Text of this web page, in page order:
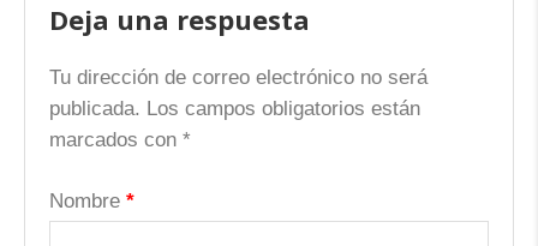
Deja una respuesta
Tu dirección de correo electrónico no será
publicada. Los campos obligatorios están
marcados con *
Nombre *